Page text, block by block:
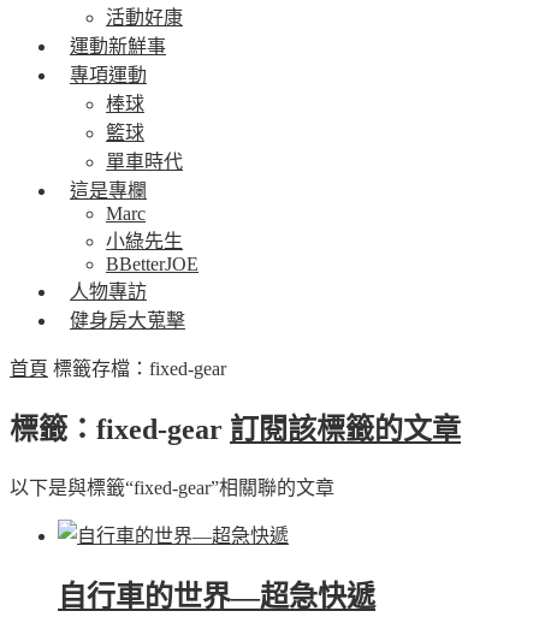
活動好康
運動新鮮事
專項運動
棒球
籃球
單車時代
這是專欄
Marc
小綠先生
BBetterJOE
人物專訪
健身房大蒐擊
首頁 標籤存檔：fixed-gear
標籤：fixed-gear 訂閱該標籤的文章
以下是與標籤“fixed-gear”相關聯的文章
自行車的世界—超急快遞